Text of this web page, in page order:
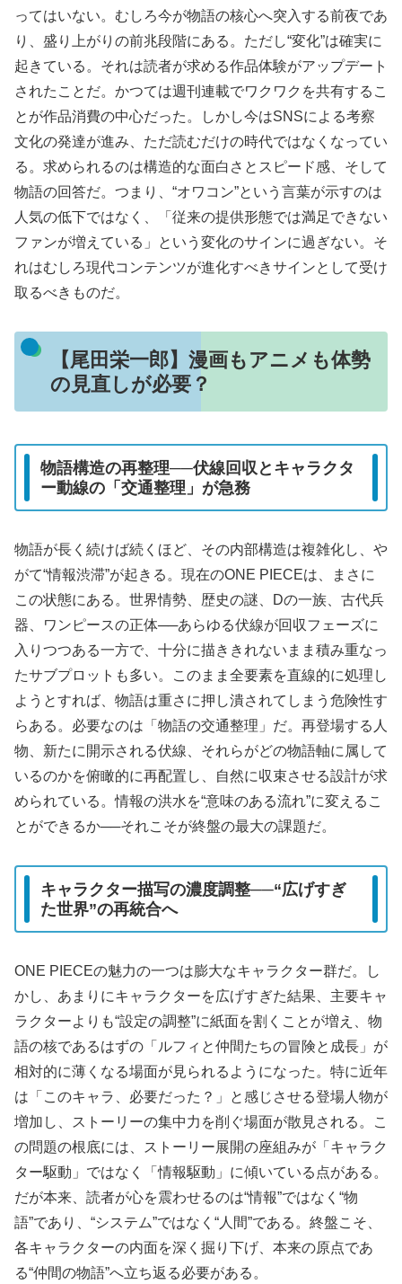
ってはいない。むしろ今が物語の核心へ突入する前夜であ
り、盛り上がりの前兆段階にある。ただし“変化”は確実に
起きている。それは読者が求める作品体験がアップデート
されたことだ。かつては週刊連載でワクワクを共有するこ
とが作品消費の中心だった。しかし今はSNSによる考察
文化の発達が進み、ただ読むだけの時代ではなくなってい
る。求められるのは構造的な面白さとスピード感、そして
物語の回答だ。つまり、“オワコン”という言葉が示すのは
人気の低下ではなく、「従来の提供形態では満足できない
ファンが増えている」という変化のサインに過ぎない。そ
れはむしろ現代コンテンツが進化すべきサインとして受け
取るべきものだ。
【尾田栄一郎】漫画もアニメも体勢
の見直しが必要？
物語構造の再整理──伏線回収とキャラクタ
ー動線の「交通整理」が急務
物語が長く続けば続くほど、その内部構造は複雑化し、や
がて“情報渋滞”が起きる。現在のONE PIECEは、まさに
この状態にある。世界情勢、歴史の謎、Dの一族、古代兵
器、ワンピースの正体──あらゆる伏線が回収フェーズに
入りつつある一方で、十分に描ききれないまま積み重なっ
たサブプロットも多い。このまま全要素を直線的に処理し
ようとすれば、物語は重さに押し潰されてしまう危険性す
らある。必要なのは「物語の交通整理」だ。再登場する人
物、新たに開示される伏線、それらがどの物語軸に属して
いるのかを俯瞰的に再配置し、自然に収束させる設計が求
められている。情報の洪水を“意味のある流れ”に変えるこ
とができるか──それこそが終盤の最大の課題だ。
キャラクター描写の濃度調整──“広げすぎ
た世界”の再統合へ
ONE PIECEの魅力の一つは膨大なキャラクター群だ。し
かし、あまりにキャラクターを広げすぎた結果、主要キャ
ラクターよりも“設定の調整”に紙面を割くことが増え、物
語の核であるはずの「ルフィと仲間たちの冒険と成長」が
相対的に薄くなる場面が見られるようになった。特に近年
は「このキャラ、必要だった？」と感じさせる登場人物が
増加し、ストーリーの集中力を削ぐ場面が散見される。こ
の問題の根底には、ストーリー展開の座組みが「キャラク
ター駆動」ではなく「情報駆動」に傾いている点がある。
だが本来、読者が心を震わせるのは“情報”ではなく“物
語”であり、“システム”ではなく“人間”である。終盤こそ、
各キャラクターの内面を深く掘り下げ、本来の原点であ
る“仲間の物語”へ立ち返る必要がある。